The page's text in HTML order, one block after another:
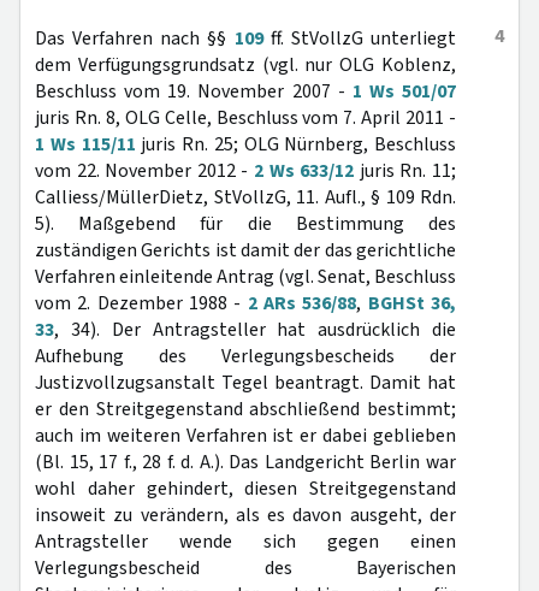
4
Das Verfahren nach §§ 109ff. StVollzG unterliegt
dem Verfügungsgrundsatz (vgl. nur OLG Koblenz,
Beschluss vom 19. November 2007 - 1 Ws 501/07
juris Rn. 8, OLG Celle, Beschluss vom 7. April 2011 -
1 Ws 115/11 juris Rn. 25; OLG Nürnberg, Beschluss
vom 22. November 2012 - 2 Ws 633/12 juris Rn. 11;
Calliess/MüllerDietz, StVollzG, 11. Aufl., § 109 Rdn.
5). Maßgebend für die Bestimmung des
zuständigen Gerichts ist damit der das gerichtliche
Verfahren einleitende Antrag (vgl. Senat, Beschluss
vom 2. Dezember 1988 - 2 ARs 536/88, BGHSt 36,
33, 34). Der Antragsteller hat ausdrücklich die
Aufhebung des Verlegungsbescheids der
Justizvollzugsanstalt Tegel beantragt. Damit hat
er den Streitgegenstand abschließend bestimmt;
auch im weiteren Verfahren ist er dabei geblieben
(Bl. 15, 17 f., 28 f. d. A.). Das Landgericht Berlin war
wohl daher gehindert, diesen Streitgegenstand
insoweit zu verändern, als es davon ausgeht, der
Antragsteller wende sich gegen einen
Verlegungsbescheid des Bayerischen